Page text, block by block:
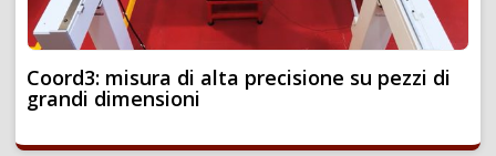
Coord3: misura di alta precisione su pezzi di
grandi dimensioni